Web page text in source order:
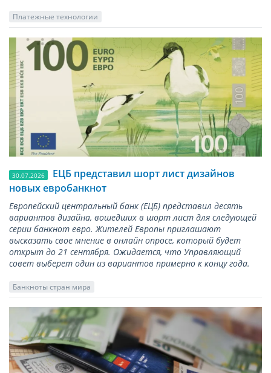
Платежные технологии
30.07.2026
ЕЦБ представил шорт лист дизайнов
новых евробанкнот
Европейский центральный банк (ЕЦБ) представил десять
вариантов дизайна, вошедших в шорт лист для следующей
серии банкнот евро. Жителей Европы приглашают
высказать свое мнение в онлайн опросе, который будет
открыт до 21 сентября. Ожидается, что Управляющий
совет выберет один из вариантов примерно к концу года.
Банкноты стран мира